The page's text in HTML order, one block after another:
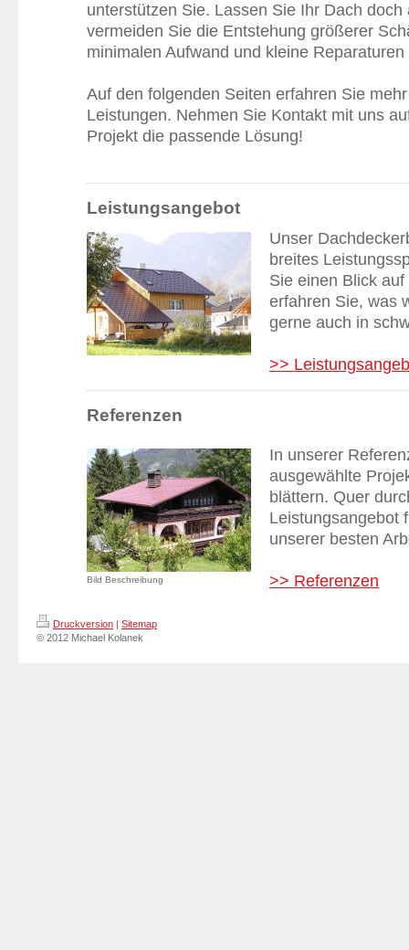
unterstützen Sie. Lassen Sie Ihr Dach
vermeiden Sie die Entstehung größerer
minimalen Aufwand und kleine
Auf den folgenden Seiten erfahren Sie
Leistungen. Nehmen Sie Kontakt mit uns
Projekt die passende Lösung!
Leistungsangebot
Unser
breites
Sie einen Blick
erfahren Sie, was
gerne auch in
>>
Referenzen
Bild Beschreibung
In unserer
ausgewählte
blättern. Quer
Leistungsangebot
unserer besten
>> Referenzen
Druckversion | Sitemap
© 2012 Michael Kolanek